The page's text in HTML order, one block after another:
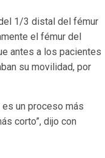
1/3 distal del fémur
el fémur del
antes a los pacientes
su movilidad, por
es un proceso más
corto”, dijo con